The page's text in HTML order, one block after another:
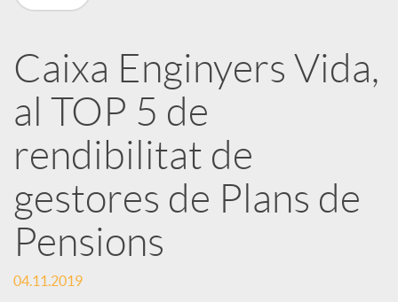
r
x
e
s
Caixa Enginyers Vida,
al TOP 5 de
rendibilitat de
gestores de Plans de
Pensions
04.11.2019